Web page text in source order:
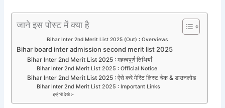
जाने इस पोस्ट में क्या है
Bihar Inter 2nd Merit List 2025 (Out) : Overviews
Bihar board inter admission second merit list 2025
Bihar Inter 2nd Merit List 2025 : महत्वपूर्ण तिथियाँ
Bihar Inter 2nd Merit List 2025 : Official Notice
Bihar Inter 2nd Merit List 2025 : ऐसे करे मेरिट लिस्ट चेक & डाउनलोड
Bihar Inter 2nd Merit List 2025 : Important Links
इन्हें भी देखे :-